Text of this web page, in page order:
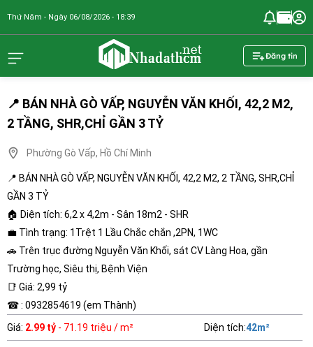
Thứ Năm - Ngày 06/08/2026 - 18:39
Đăng tin
📍 BÁN NHÀ GÒ VẤP, NGUYỄN VĂN KHỐI, 42,2 M2,
2 TẦNG, SHR,CHỈ GẦN 3 TỶ
Phường Gò Vấp, Hồ Chí Minh
📍 BÁN NHÀ GÒ VẤP, NGUYỄN VĂN KHỐI, 42,2 M2, 2 TẦNG, SHR,CHỈ
GẦN 3 TỶ
🏠 Diện tích: 6,2 x 4,2m - Sân 18m2 - SHR
💼 Tình trạng: 1Trệt 1 Lầu Chắc chắn ,2PN, 1WC
🚗 Trên trục đường Nguyễn Văn Khối, sát CV Làng Hoa, gần
Trường học, Siêu thị, Bệnh Viện
📑 Giá: 2,99 tỷ
☎ : 0932854619 (em Thành)
Giá: 2.99 tỷ - 71.19 triệu / m² Diện tích:42m²